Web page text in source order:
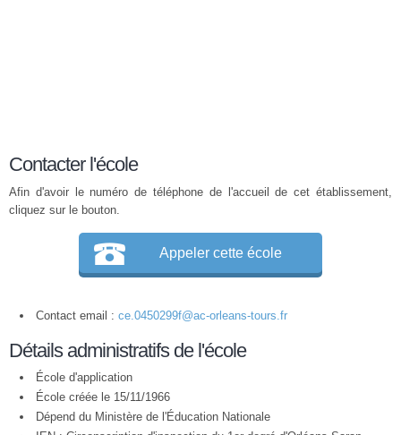
Contacter l'école
Afin d'avoir le numéro de téléphone de l'accueil de cet établissement,
cliquez sur le bouton.
Appeler cette école
Contact email : ce.0450299f@ac-orleans-tours.fr
Détails administratifs de l'école
École d'application
École créée le 15/11/1966
Dépend du Ministère de l'Éducation Nationale